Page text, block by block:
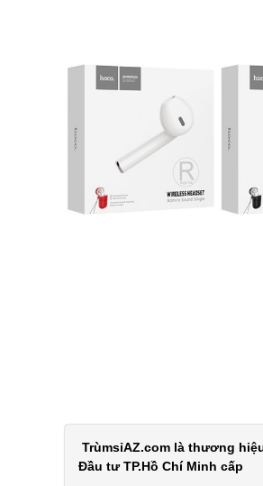
TrùmsỉAZ.com là thương
Đầu tư TP.Hồ Chí Minh cấp